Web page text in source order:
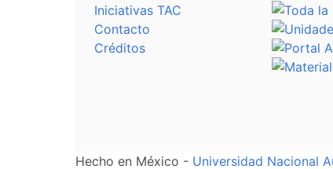
Iniciativas TAC
Contacto
Créditos
Hecho en México - Universidad Nacional